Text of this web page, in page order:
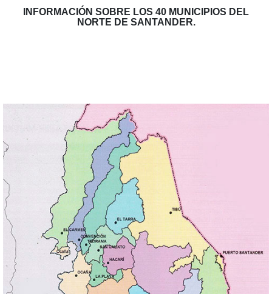
INFORMACIÓN SOBRE LOS 40 MUNICIPIOS DEL
NORTE DE SANTANDER.